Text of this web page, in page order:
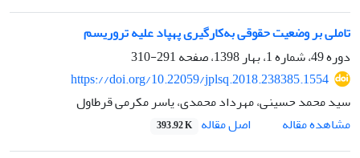
تاملی بر وضعیت حقوقی به‌کارگیری پهپاد علیه تروریسم
دوره 49، شماره 1، بهار 1398، صفحه
291-310
https://doi.org/10.22059/jplsq.2018.238385.1554
سید محمد حسینی، مهرداد محمدی، یاسر مکرمی قرطاول
مشاهده مقاله
اصل مقاله 393.92 K